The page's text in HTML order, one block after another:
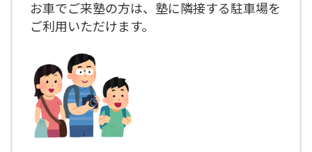
お車でご来塾の方は、塾に隣接する駐車場を
ご利用いただけます。